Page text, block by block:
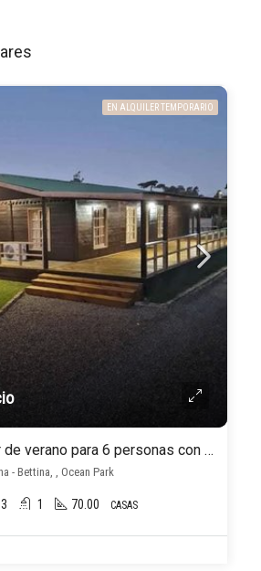
EN ALQUILER TEMPORARIO
Casa en alquiler de verano para 6 personas con piscina climatizada en Ocean Park
- Bettina, , Ocean Park
3 1 70.00 CASAS